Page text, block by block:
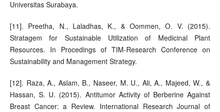
Universitas Surabaya.
[11]. Preetha, N., Laladhas, K., & Oommen, O. V. (2015).
Stratagem for Sustainable Utilization of Medicinal Plant
Resources. In Procedings of TIM-Research Conference on
Sustainability and Management Strategy.
[12]. Raza, A., Aslam, B., Naseer, M. U., Ali, A., Majeed, W., &
Hassan, S. U. (2015). Antitumor Activity of Berberine Against
Breast Cancer: a Review. International Research Journal of